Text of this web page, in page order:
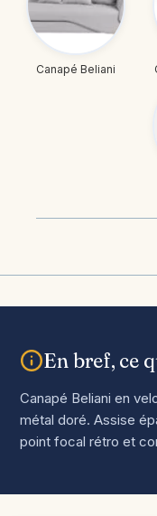
Canapé Beliani
En bref, ce
Canapé Beliani en
métal doré. Assise
point focal rétro et